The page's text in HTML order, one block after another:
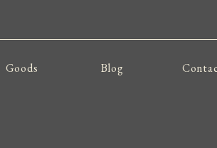
Goods Blog